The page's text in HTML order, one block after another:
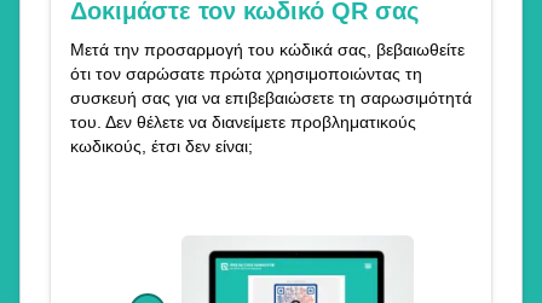
Δοκιμάστε τον κωδικό QR σας
Μετά την προσαρμογή του κώδικά σας, βεβαιωθείτε
ότι τον σαρώσατε πρώτα χρησιμοποιώντας τη
συσκευή σας για να επιβεβαιώσετε τη σαρωσιμότητά
του. Δεν θέλετε να διανείμετε προβληματικούς
κωδικούς, έτσι δεν είναι;